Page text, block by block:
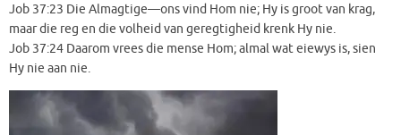
Job 37:23 Die Almagtige—ons vind Hom nie; Hy is groot van krag,
maar die reg en die volheid van geregtigheid krenk Hy nie.
Job 37:24 Daarom vrees die mense Hom; almal wat eiewys is, sien
Hy nie aan nie.